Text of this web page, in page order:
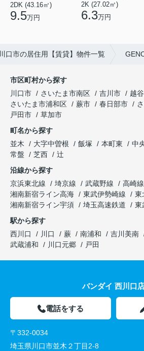
2DK (43.16㎡)
9.5万円
2K (27.02㎡)
6.3万円
口市の居住用【賃貸】物件一覧
市区町村から探す
川口市
さいたま市南区 吉川市
越
さいたま市浦和区
蕨市 春日部市
戸田市
草加市
町名から探す
並木
大字中曽根 飯塚 本町東 中
常盤
芝西
辻
沿線から探す
京浜東北線
埼京線 武蔵野線
高崎線
湘南新宿ライン高海
東武伊勢崎線
東
湘南新宿ライン宇須
埼玉高速鉄道
東
駅から探す
西川口
川口 蕨 南浦和 吉川美南
武蔵浦和
川口元郷 戸田
バンダイ 西川口
電話をする
〒332-0034
埼玉県川口市並木２丁目2-8